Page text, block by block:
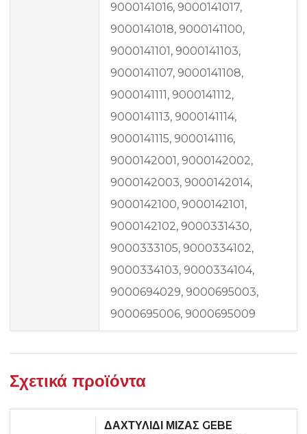
9000141016, 9000141017,
9000141018, 9000141100,
9000141101, 9000141103,
9000141107, 9000141108,
9000141111, 9000141112,
9000141113, 9000141114,
9000141115, 9000141116,
9000142001, 9000142002,
9000142003, 9000142014,
9000142100, 9000142101,
9000142102, 9000331430,
9000333105, 9000334102,
9000334103, 9000334104,
9000694029, 9000695003,
9000695006, 9000695009
Σχετικά προϊόντα
ΔΑΧΤΥΛΙΔΙ ΜΙΖΑΣ GEBE